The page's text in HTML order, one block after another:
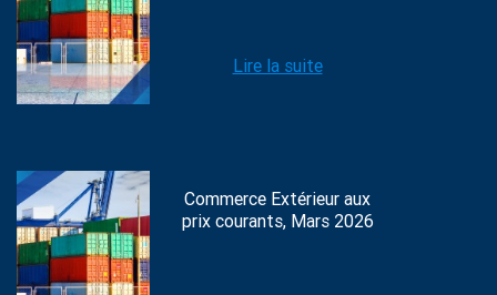
Lire la suite
Commerce Extérieur aux
prix courants, Mars 2026